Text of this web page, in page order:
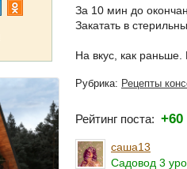
За 10 мин до
Закатать в
На вкус, как раньше.
Рубрика: Рецепты
Рейтинг поста: +60
саша13
Садовод 3